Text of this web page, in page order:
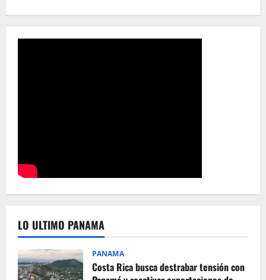
LO ULTIMO PANAMA
PANAMA
Costa Rica busca destrabar tensión con